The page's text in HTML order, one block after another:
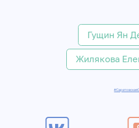
Гущин Ян
Жилякова